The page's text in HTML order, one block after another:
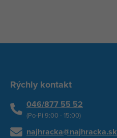
Rýchly kontakt
046/877 55 52
(Po-Pi 9:00 - 15:00)
najhracka@najhracka.sk